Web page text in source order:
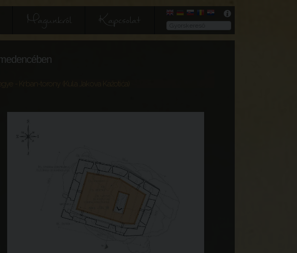
Magunkról Kapcsolat
- Krban-torony (Kula Jakova Kažotića)